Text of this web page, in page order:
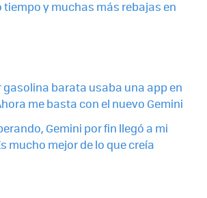
y muchas más rebajas en
barata usaba una app en
me basta con el nuevo Gemini
Gemini por fin llegó a mi
mucho mejor de lo que creía